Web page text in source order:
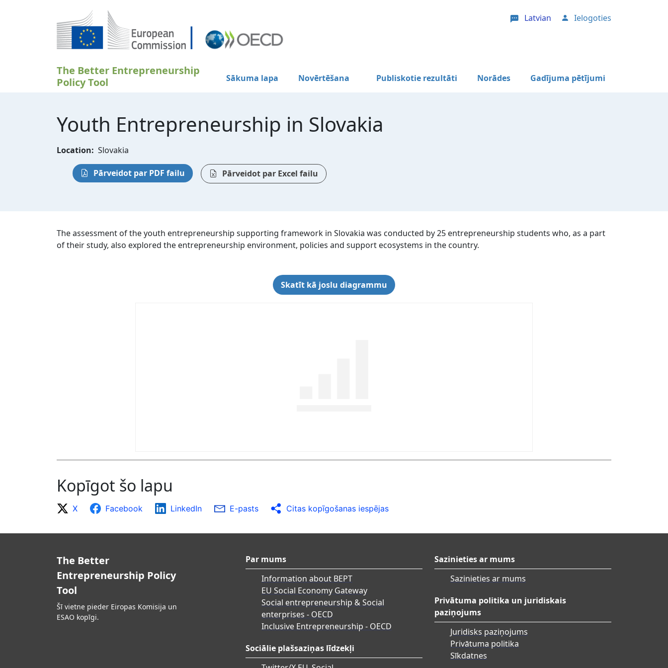
Pārlekt uz galveno saturu Latvian User account menu
Ielogoties
The Better Entrepreneurship
Policy Tool
Sākuma lapa Novērtēšana Publiskotie rezultāti Norādes Gadījuma pētījumi
Youth Entrepreneurship in Slovakia
Location: Slovakia
Pārveidot par PDF failu Pārveidot par Excel failu
The assessment of the youth entrepreneurship supporting framework in Slovakia was conducted by 25 entrepreneurship students who, as a part
of their study, also explored the entrepreneurship environment, policies and support ecosystems in the country.
Skatīt kā joslu diagrammu
Kopīgot šo lapu
X Facebook LinkedIn E-pasts Citas kopīgošanas iespējas
The Better
Entrepreneurship Policy
Tool
Šī vietne pieder Eiropas Komisija un
ESAO kopīgi.
Par mums
Information about BEPT
EU Social Economy Gateway
Social entrepreneurship & Social
enterprises - OECD
Inclusive Entrepreneurship - OECD
Sociālie plašsaziņas līdzekļi
Sazinieties ar mums
Sazinieties ar mums
Privātuma politika un juridiskais
paziņojums
Juridisks paziņojums
Privātuma politika
Sīkdatnes